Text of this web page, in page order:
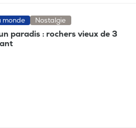
monde Nostalgie
paradis : rochers vieux de 3